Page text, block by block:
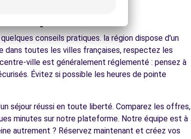
sur-Seine
conseils pratiques. la région dispose d'un
dans toutes les villes françaises, respectez les
ville est généralement réglementé : pensez à
Évitez si possible les heures de pointe
séjour réussi en toute liberté. Comparez les offres,
minutes sur notre plateforme. Notre équipe est à
autrement ? Réservez maintenant et créez vos